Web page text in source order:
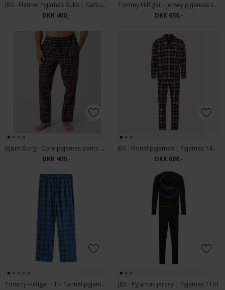
JBS - Flannel Pyjamas Buks | Natbukser 1301 Stribet
DKK 400,-
Tommy Hilfiger - Jersey pyjamas set plain | Pyjamas Light Grey
DKK 650,-
Bjørn Borg - Core pyjamas pants | Pyjamasbuks Gaelic Tartan
DKK 400,-
JBS - Flonel pyjamas | Pyjamas 1400 Tern
DKK 600,-
Tommy Hilfiger - TH flannel pyjamas pants | Pyjamasbukser Tonal Check Blue
JBS - Pyjamas jersey | Pyjamas 1161